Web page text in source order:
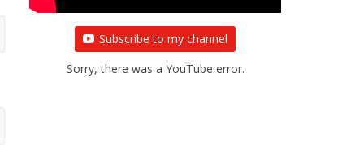
Subscribe to my channel
Sorry, there was a YouTube error.